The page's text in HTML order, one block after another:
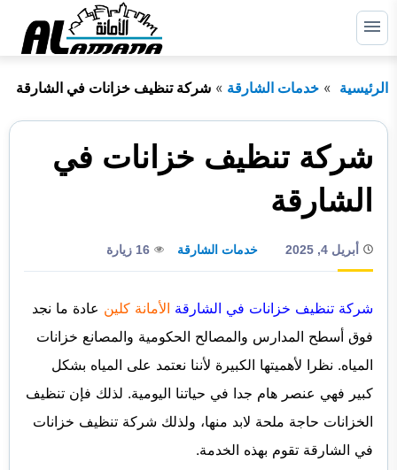
التجاوز
إلى القائمة
عن:
ابحث
الرئيسية
راس الخيمة
أم القيوين
أبوظبي
الرئيسية خدمات الشارقة شركة تنظيف خزانات في الشارقة
شركة تنظيف خزانات في
الشارقة
أبريل 4, 2025 خدمات الشارقة 16 زيارة
شركة تنظيف خزانات في الشارقة الأمانة كلين عادة ما نجد
فوق أسطح المدارس والمصالح الحكومية والمصانع خزانات
المياه. نظرا لأهميتها الكبيرة لأننا نعتمد على المياه بشكل
كبير فهي عنصر هام جدا في حياتنا اليومية. لذلك فإن تنظيف
الخزانات حاجة ملحة لابد منها، ولذلك شركة تنظيف خزانات
في الشارقة تقوم بهذه الخدمة.